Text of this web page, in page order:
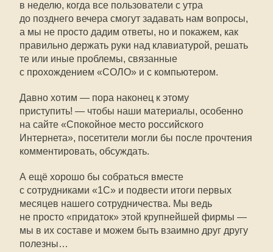
в неделю, когда все пользователи с утра
до позднего вечера смогут задавать нам вопросы,
а мы не просто дадим ответы, но и покажем, как
правильно держать руки над клавиатурой, решать
те или иные проблемы, связанные
с прохождением «СОЛО» и с компьютером.
Давно хотим — пора наконец к этому
приступить! — чтобы наши материалы, особенно
на сайте «Спокойное место российского
Интернета», посетители могли бы после прочтения
комментировать, обсуждать.
А ещё хорошо бы собраться вместе
с сотрудниками «1С» и подвести итоги первых
месяцев нашего сотрудничества. Мы ведь
не просто «придаток» этой крупнейшей фирмы —
мы в их составе и можем быть взаимно друг другу
полезны…